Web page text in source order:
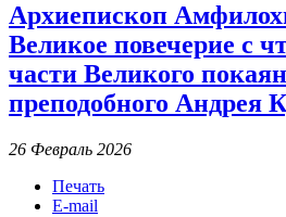
Архиепископ
Великое повечерие с
части Великого
преподобного Андрея
26 Февраль 2026
Печать
E-mail